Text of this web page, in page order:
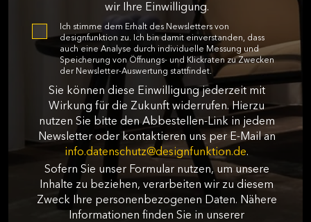
wir Ihre Einwilligung.
Ich stimme dem Erhalt des Newsletters von
designfunktion zu. Ich bin damit einverstanden, dass
auch eine Analyse durch individuelle Messung und
Speicherung von Öffnungs- und Klickraten zu Zwecken
der Newsletter-Auswertung stattfindet.
Sie können diese Einwilligung jederzeit mit
Wirkung für die Zukunft widerrufen. Hierzu
nutzen Sie bitte den Abbestellen-Link in jedem
Newsletter oder kontaktieren uns per E-Mail an
info.datenschutz@designfunktion.de.
Sofern Sie unser Formular nutzen, um unsere
Inhalte zu beziehen, verarbeiten wir zu diesem
Zweck Ihre personenbezogenen Daten. Nähere
Informationen finden Sie in unserer